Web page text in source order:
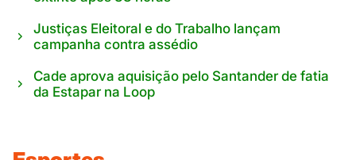
Justiças Eleitoral e do Trabalho lançam
campanha contra assédio
Cade aprova aquisição pelo Santander de fatia
da Estapar na Loop